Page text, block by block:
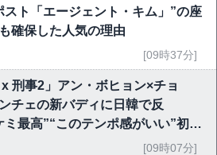
スト「エージェント・キム」”の座
確保した人気の理由
[09時37分]
x 刑事2」アン・ボヒョン×チョ
チェの新バディに日韓で反
ミ最高”“このテンポ感がいい”初回
[09時07分]